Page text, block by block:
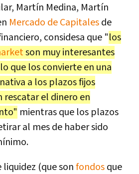
Martín Medina, Martín
Mercado de Capitalesde
considesa que "los
son muy interesantes
que los convierte en una
a los plazos fijos
el dinero en
mientras que los plazos
al mes de haber sido
liquidez (que sonfondosque